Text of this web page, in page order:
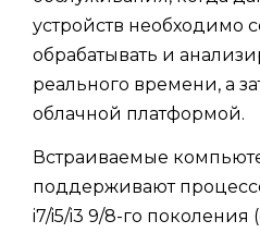
устройств необходимо
обрабатывать и
реального времени, а
облачной платформой.
Встраиваемые
поддерживают
i7/i5/i3 9/8-го поколения